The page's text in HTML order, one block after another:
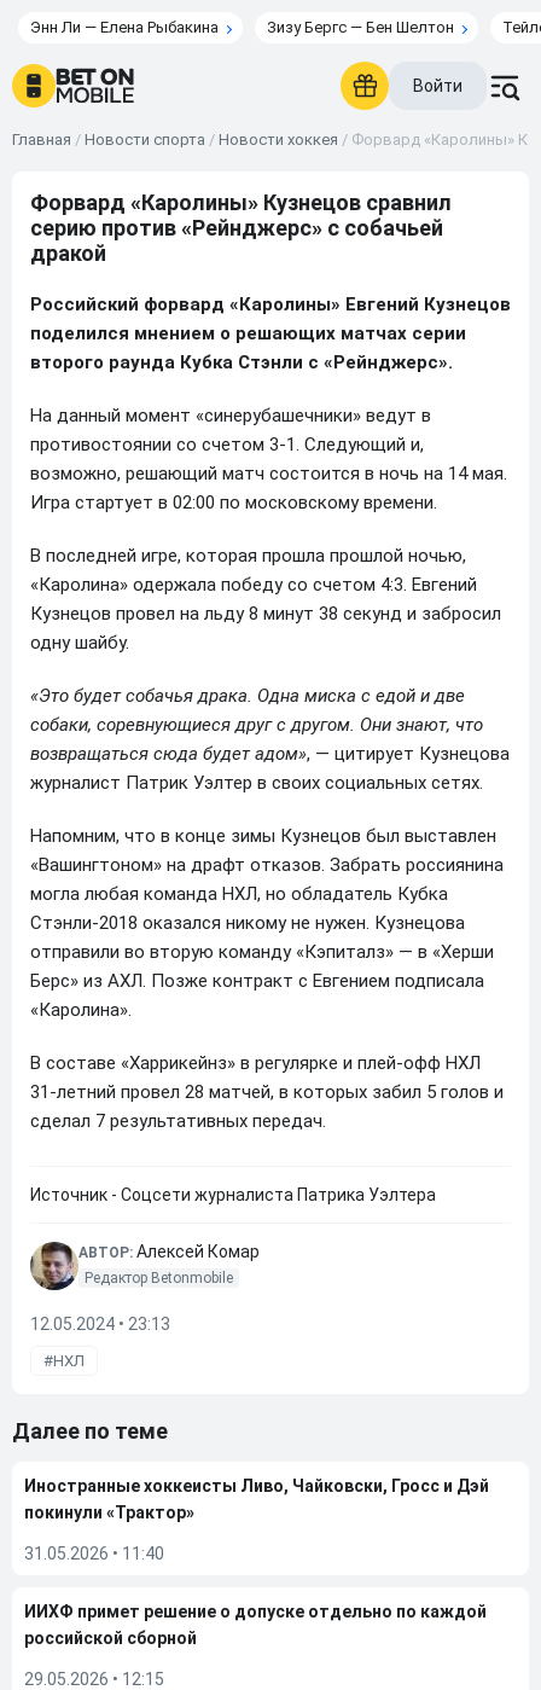
Энн Ли — Елена Рыбакина Зизу Бергс — Бен Шелтон
Войти
Главная / Новости спорта / Новости хоккея / Форвард «Каролины»
Форвард «Каролины» Кузнецов сравнил
серию против «Рейнджерс» с собачьей
дракой
Российский форвард «Каролины» Евгений Кузнецов
поделился мнением о решающих матчах серии
второго раунда Кубка Стэнли с «Рейнджерс».
На данный момент «синерубашечники» ведут в
противостоянии со счетом 3-1. Следующий и,
возможно, решающий матч состоится в ночь на 14 мая.
Игра стартует в 02:00 по московскому времени.
В последней игре, которая прошла прошлой ночью,
«Каролина» одержала победу со счетом 4:3. Евгений
Кузнецов провел на льду 8 минут 38 секунд и забросил
одну шайбу.
«Это будет собачья драка. Одна миска с едой и две
собаки, соревнующиеся друг с другом. Они знают, что
возвращаться сюда будет адом», — цитирует Кузнецова
журналист Патрик Уэлтер в своих социальных сетях.
Напомним, что в конце зимы Кузнецов был выставлен
«Вашингтоном» на драфт отказов. Забрать россиянина
могла любая команда НХЛ, но обладатель Кубка
Стэнли-2018 оказался никому не нужен. Кузнецова
отправили во вторую команду «Кэпиталз» — в «Херши
Берс» из АХЛ. Позже контракт с Евгением подписала
«Каролина».
В составе «Харрикейнз» в регулярке и плей-офф НХЛ
31-летний провел 28 матчей, в которых забил 5 голов и
сделал 7 результативных передач.
Источник - Соцсети журналиста Патрика Уэлтера
АВТОР: Алексей Комар
Редактор Betonmobile
12.05.2024 • 23:13
НХЛ
Далее по теме
Иностранные хоккеисты Ливо, Чайковски, Гросс и Дэй
покинули «Трактор»
31.05.2026 • 11:40
ИИХФ примет решение о допуске отдельно по каждой
российской сборной
29.05.2026 • 12:15